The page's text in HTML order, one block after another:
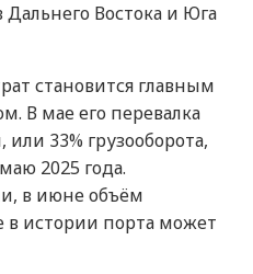
Дальнего Востока и Юга
становится главным
В мае его перевалка
33% грузооборота,
2025 года.
в июне объём
истории порта может